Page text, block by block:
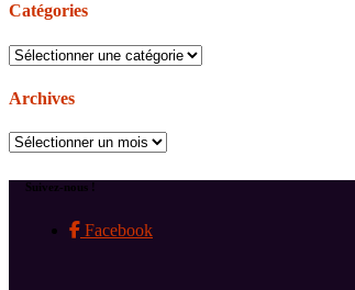
Catégories
Catégories
Archives
Archives
Suivez-nous !
Facebook